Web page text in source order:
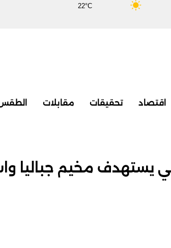
22°C
اقتصاد تحقيقات مقابلات
يستهدف مخيم